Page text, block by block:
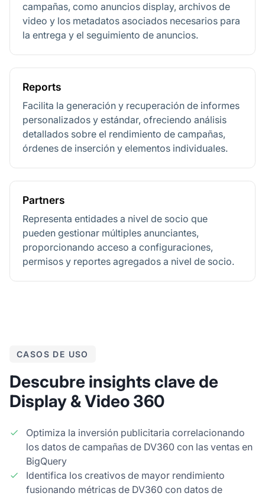
campañas, como anuncios display, archivos de
video y los metadatos asociados necesarios para
la entrega y el seguimiento de anuncios.
Reports
Facilita la generación y recuperación de informes
personalizados y estándar, ofreciendo análisis
detallados sobre el rendimiento de campañas,
órdenes de inserción y elementos individuales.
Partners
Representa entidades a nivel de socio que
pueden gestionar múltiples anunciantes,
proporcionando acceso a configuraciones,
permisos y reportes agregados a nivel de socio.
CASOS DE USO
Descubre insights clave de
Display & Video 360
Optimiza la inversión publicitaria correlacionando
los datos de campañas de DV360 con las ventas en
BigQuery
Identifica los creativos de mayor rendimiento
fusionando métricas de DV360 con datos de